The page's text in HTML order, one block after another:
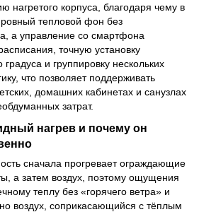
нагретого корпуса, благодаря чему в
тепловой фон без
а управление со смартфона
точную установку
и группировку нескольких
что позволяет поддерживать
домашних кабинетах и санузлах
затрат.
нагрев и почему он
сначала прогревает ограждающие
а затем воздух, поэтому ощущения
теплу без «горячего ветра» и
воздух, соприкасающийся с тёплым